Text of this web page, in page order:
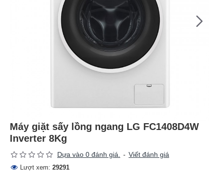
Máy giặt sấy lồng ngang LG FC1408D4W
Inverter 8Kg
Dựa vào 0 đánh giá. - Viết đánh giá
Lượt xem: 29291